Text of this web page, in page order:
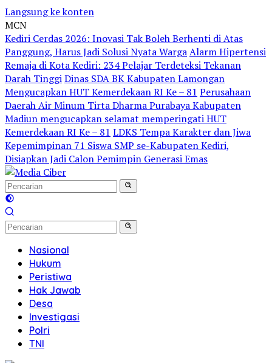
Langsung ke konten
MCN
Kediri Cerdas 2026: Inovasi Tak Boleh Berhenti di Atas
Panggung, Harus Jadi Solusi Nyata WargaAlarm Hipertensi
Remaja di Kota Kediri: 234 Pelajar Terdeteksi Tekanan
Darah TinggiDinas SDA BK Kabupaten Lamongan
Mengucapkan HUT Kemerdekaan RI Ke – 81 Perusahaan
Daerah Air Minum Tirta Dharma Purabaya Kabupaten
Madiun mengucapkan selamat memperingati HUT
Kemerdekaan RI Ke – 81 LDKS Tempa Karakter dan Jiwa
Kepemimpinan 71 Siswa SMP se-Kabupaten Kediri,
Disiapkan Jadi Calon Pemimpin Generasi Emas
Nasional
Hukum
Peristiwa
Hak Jawab
Desa
Investigasi
Polri
TNI